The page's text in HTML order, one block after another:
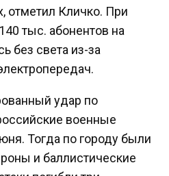
отметил Кличко. При
тыс. абонентов на
без света из-за
удар по
военные
Тогда по городу были
и баллистические